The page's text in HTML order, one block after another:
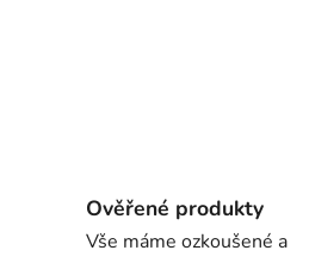
Ověřené produkty
Vše máme ozkoušené a